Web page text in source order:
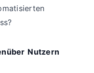
Nutzern